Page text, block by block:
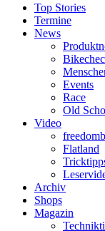
Top Stories
Termine
News
Events
Race
Old
Video
Flatland
Archiv
Shops
Magazin